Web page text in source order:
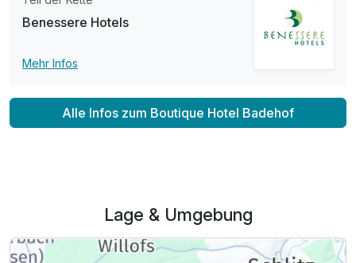
Benessere Hotels
Mehr Infos
Alle Infos zum Boutique Hotel Badehof
Lage & Umgebung